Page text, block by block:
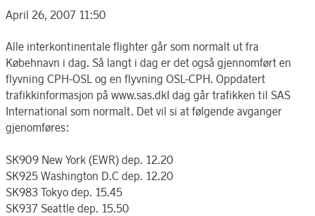
April 26, 2007 11:50
Alle interkontinentale flighter går som normalt ut fra
Købehnavn i dag. Så langt i dag er det også gjennomført en
flyvning CPH-OSL og en flyvning OSL-CPH. Oppdatert
trafikkinformasjon på www.sas.dkI dag går trafikken til SAS
International som normalt. Det vil si at følgende avganger
gjenomføres:
SK909 New York (EWR) dep. 12.20
SK925 Washington D.C dep. 12.20
SK983 Tokyo dep. 15.45
SK937 Seattle dep. 15.50